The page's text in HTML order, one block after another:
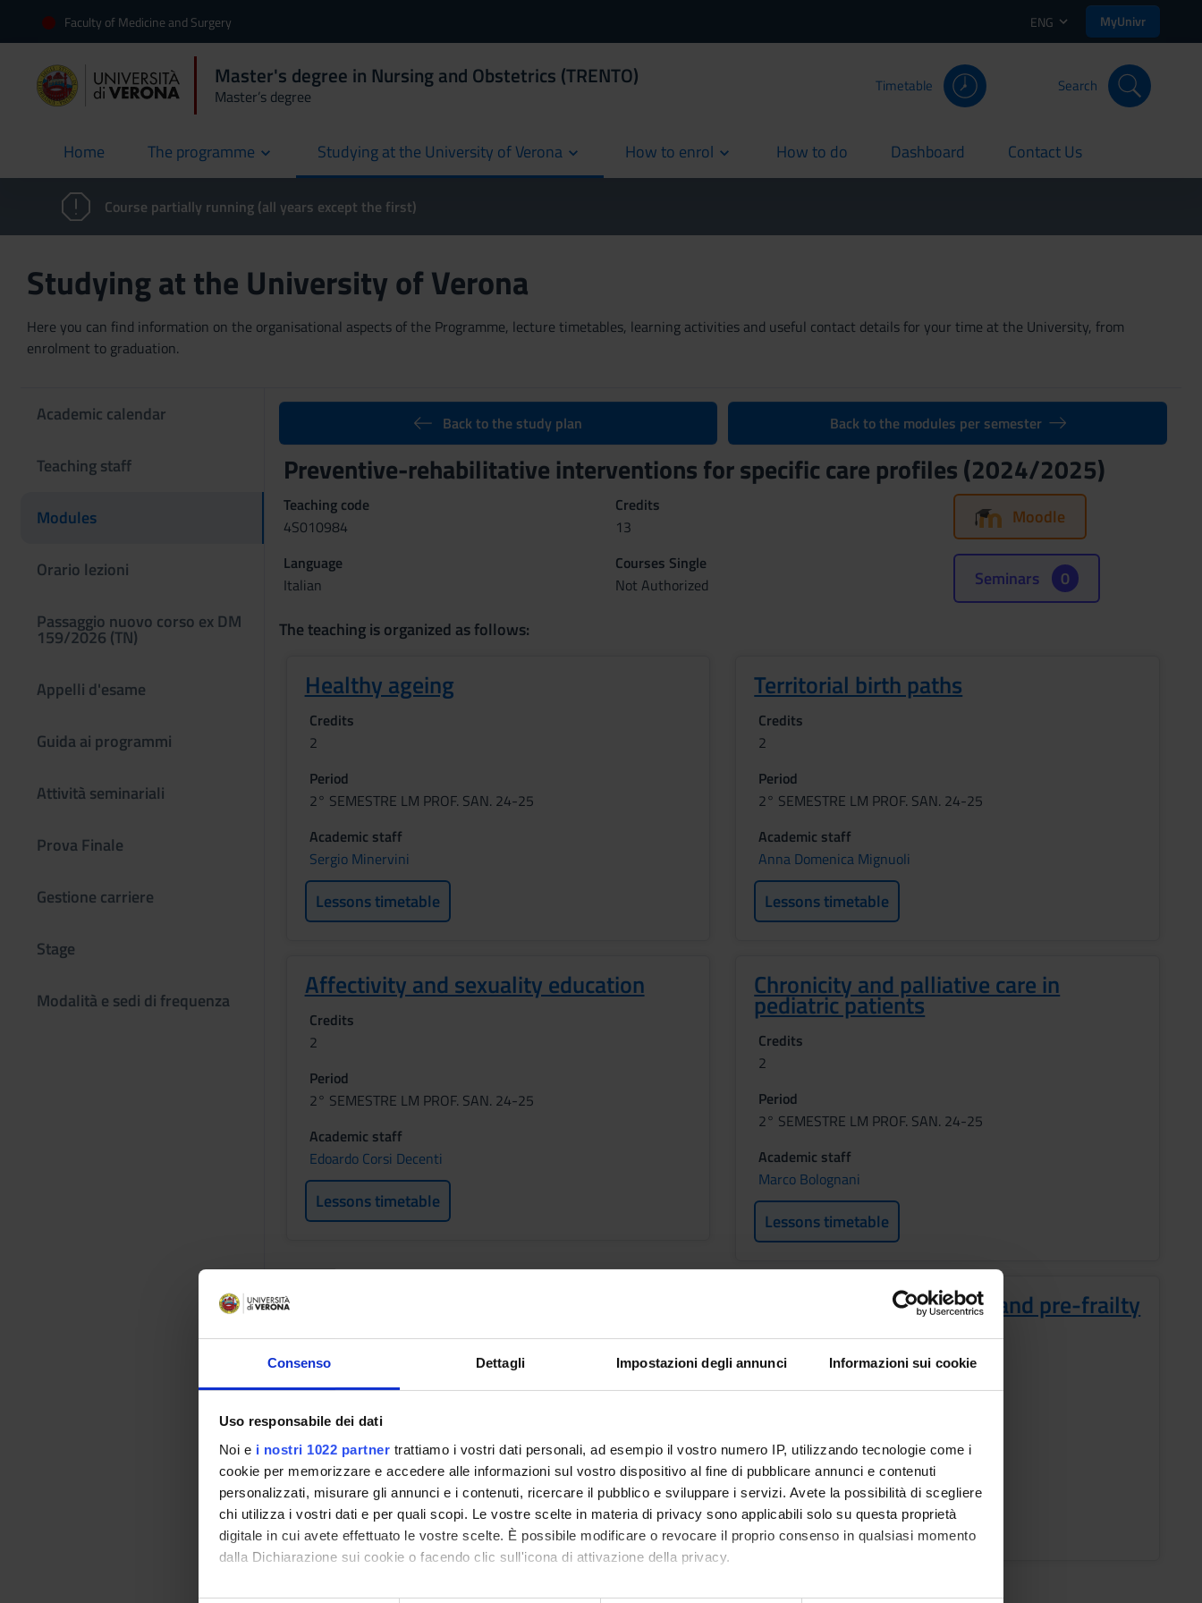
Consenso Dettagli Impostazioni degli annunci Informazioni sui cookie
Uso responsabile dei dati
Noi e i nostri 1022 partner trattiamo i vostri dati personali, ad esempio il vostro numero IP, utilizzando tecnologie come i
cookie per memorizzare e accedere alle informazioni sul vostro dispositivo al fine di pubblicare annunci e contenuti
personalizzati, misurare gli annunci e i contenuti, ricercare il pubblico e sviluppare i servizi. Avete la possibilità di scegliere
chi utilizza i vostri dati e per quali scopi. Le vostre scelte in materia di privacy sono applicabili solo su questa proprietà
digitale in cui avete effettuato le vostre scelte. È possibile modificare o revocare il proprio consenso in qualsiasi momento
dalla Dichiarazione sui cookie o facendo clic sull'icona di attivazione della privacy.
Con il tuo consenso, vorremmo anche:
Faculty of Medicine and Surgery ENG MyUnivr
Master's degree in Nursing and Obstetrics (TRENTO)
Master’s degree
Timetable Search
Home
current The programme Studying at the University of Verona How to enrol How to do
current Dashboard
current Contact Us
current
Course partially running (all years except the first)
Studying at the University of Verona
Here you can find information on the organisational aspects of the Programme, lecture timetables, learning activities and useful contact details for your time at the University, from
enrolment to graduation.
Academic calendar
Teaching staff
Modules
Orario lezioni
Passaggio nuovo corso ex DM
159/2026 (TN)
Appelli d'esame
Guida ai programmi
Attività seminariali
Prova Finale
Gestione carriere
Stage
Modalità e sedi di frequenza
Back to the study plan Back to the modules per semester
Preventive-rehabilitative interventions for specific care profiles (2024/2025)
Teaching code
4S010984
Credits
13
Language
Italian
Courses Single
Not Authorized
Moodle
Seminars 0
The teaching is organized as follows:
Healthy ageing
Credits
2
Period
2° SEMESTRE LM PROF. SAN. 24-25
Academic staff
Sergio Minervini
Lessons timetable
Territorial birth paths
Credits
2
Period
2° SEMESTRE LM PROF. SAN. 24-25
Academic staff
Anna Domenica Mignuoli
Lessons timetable
Affectivity and sexuality education
Credits
2
Period
2° SEMESTRE LM PROF. SAN. 24-25
Academic staff
Edoardo Corsi Decenti
Lessons timetable
Chronicity and palliative care in
pediatric patients
Credits
2
Period
2° SEMESTRE LM PROF. SAN. 24-25
Academic staff
Marco Bolognani
Lessons timetable
Credits
2
Period
2° SEMESTRE LM PROF. SAN. 24-25
Academic staff
Claudia Toninelli
Lessons timetable
Psychology in chronicity and pre-frailty
Credits
2
Period
Academic staff
Elisa Vanzetta
Lessons timetable